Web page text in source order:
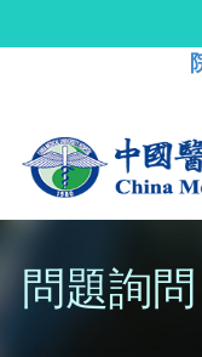
問題詢問